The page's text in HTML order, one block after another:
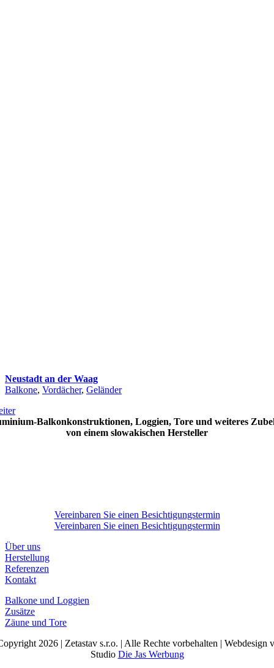
Neustadt an der Waag
Balkone, Vordächer, Geländer
Balkonkonstruktionen, Loggien, Tore und weiteres
von einem slowakischen Hersteller
Vereinbaren Sie einen Besichtigungstermin
Vereinbaren Sie einen Besichtigungstermin
Über uns
Herstellung
Referenzen
Kontakt
Balkone und Loggien
Zusätze
Zäune und Tore
2026 | Zetastav s.r.o. | Alle Rechte vorbehalten | Webdesign
Studio Die Jas Werbung